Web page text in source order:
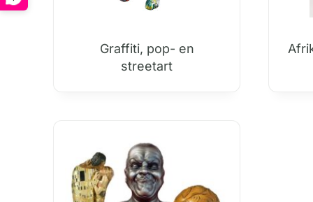
Graffiti, pop- en
streetart